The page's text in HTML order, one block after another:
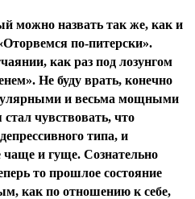
можно назвать так же, как и
по-питерски».
как раз под лозунгом
Не буду врать, конечно
и весьма мощными
чувствовать, что
типа, и
чаще и гуще. Сознательно
то прошлое состояние
как по отношению к себе,